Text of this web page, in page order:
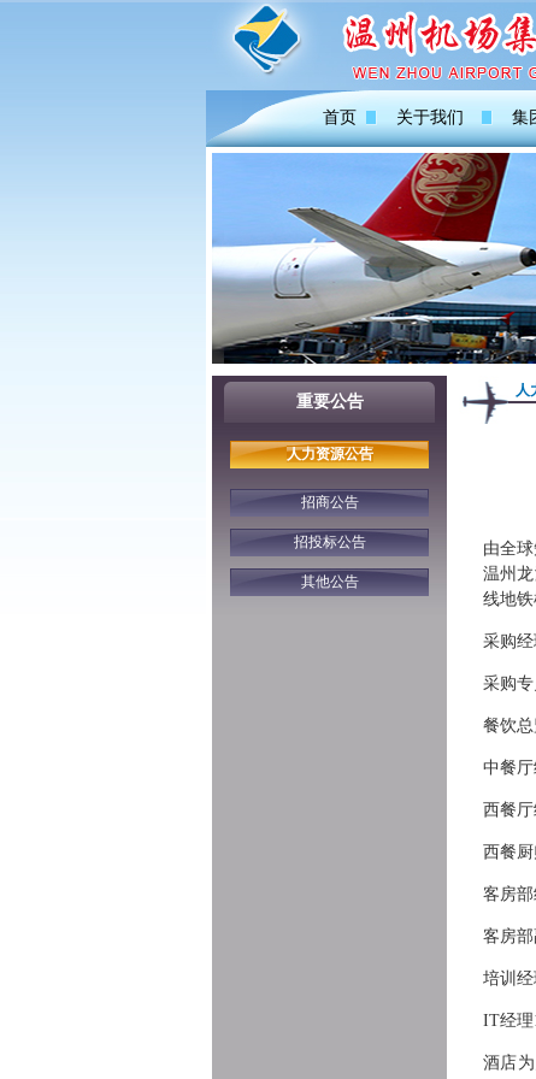
首页 关于我们 集
重要公告
人力资源公告
招商公告
招投标公告
其他公告
人
由全
温州
线地
采购
采购
餐饮
中餐
西餐
西餐
客房
客房
培训
IT经理
酒店